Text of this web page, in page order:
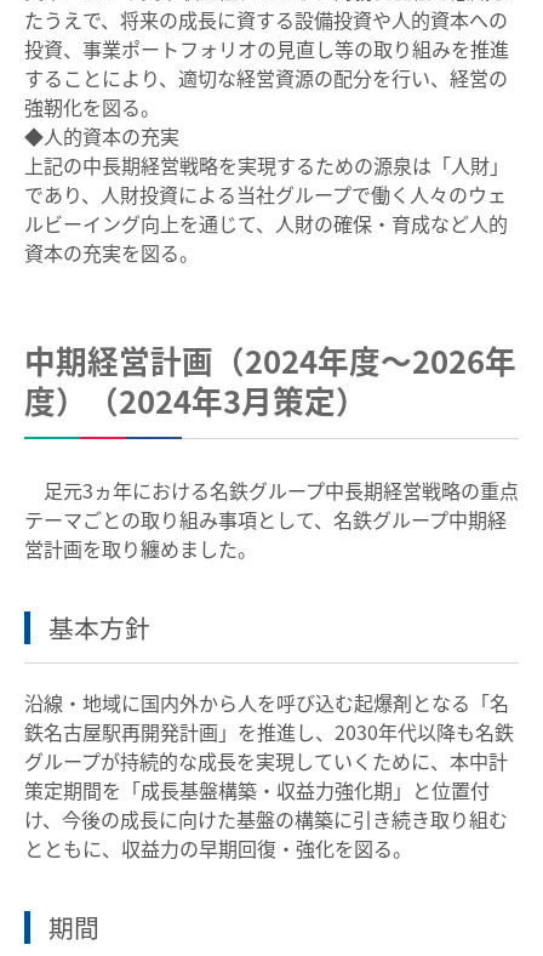
たうえで、将来の成長に資する設備投資や人的資本への
投資、事業ポートフォリオの見直し等の取り組みを推進
することにより、適切な経営資源の配分を行い、経営の
強靭化を図る。
◆人的資本の充実
上記の中長期経営戦略を実現するための源泉は「人財」
であり、人財投資による当社グループで働く人々のウェ
ルビーイング向上を通じて、人財の確保・育成など人的
資本の充実を図る。
中期経営計画（2024年度～2026年
度）（2024年3月策定）
足元3ヵ年における名鉄グループ中長期経営戦略の重点
テーマごとの取り組み事項として、名鉄グループ中期経
営計画を取り纏めました。
基本方針
沿線・地域に国内外から人を呼び込む起爆剤となる「名
鉄名古屋駅再開発計画」を推進し、2030年代以降も名鉄
グループが持続的な成長を実現していくために、本中計
策定期間を「成長基盤構築・収益力強化期」と位置付
け、今後の成長に向けた基盤の構築に引き続き取り組む
とともに、収益力の早期回復・強化を図る。
期間